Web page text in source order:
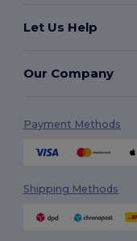
Let Us Help
Our Company
Payment Methods
Shipping Methods